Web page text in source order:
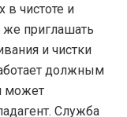
чистоте и
же приглашать
и чистки
должным
может
Служба